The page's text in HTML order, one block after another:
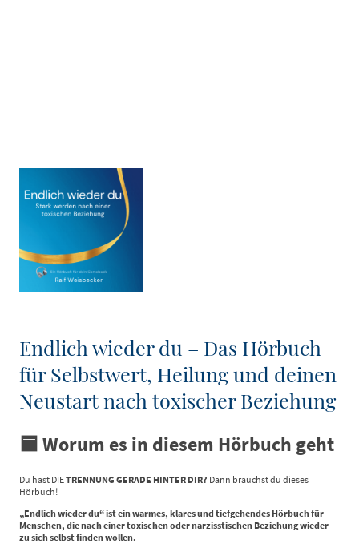
Endlich wieder du – Das Hörbuch
für Selbstwert, Heilung und deinen
Neustart nach toxischer Beziehung
🟦 Worum es in diesem Hörbuch geht
Du hast DIETRENNUNG GERADE HINTER DIR? Dann brauchst du dieses
Hörbuch!
„Endlich wieder du“ ist ein warmes, klares und tiefgehendes Hörbuch für
Menschen, die nach einer toxischen oder narzisstischen Beziehung wieder
zu sich selbst finden wollen.